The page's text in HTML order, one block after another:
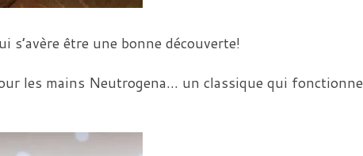
s’avère être une bonne découverte!
les mains Neutrogena… un classique qui fonctionne